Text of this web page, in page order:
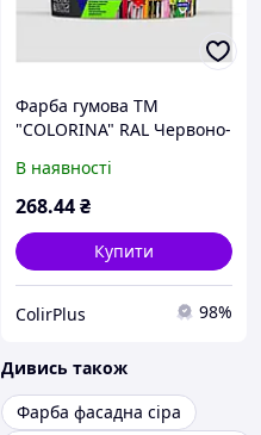
Фарба гумова ТМ
"COLORINA" RAL Червоно-
В наявності
268.44₴
Купити
ColirPlus 98%
Дивись також
Фарба фасадна сіра